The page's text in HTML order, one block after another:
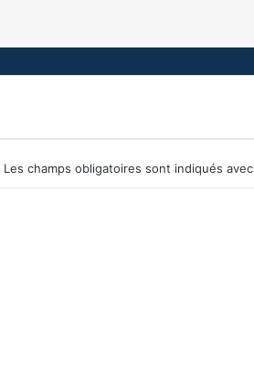
Les champs obligatoires sont indiqués avec